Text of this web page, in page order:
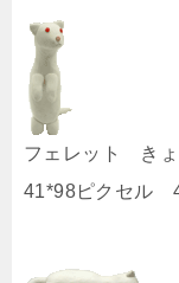
フェレット きょ
41*98ピクセル